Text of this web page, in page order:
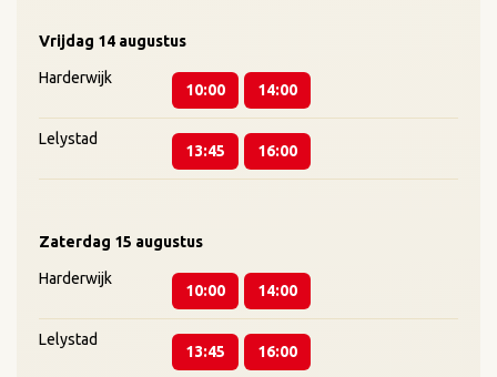
Vrijdag 14 augustus
Harderwijk
10:00 14:00
Lelystad
13:45 16:00
Zaterdag 15 augustus
Harderwijk
10:00 14:00
Lelystad
13:45 16:00